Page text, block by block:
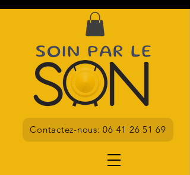
Contactez-nous: 06 41 26 51 69